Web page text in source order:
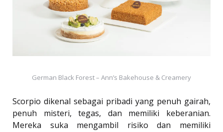
German Black Forest – Ann’s Bakehouse & Creamery
Scorpio dikenal sebagai pribadi yang penuh gairah,
penuh misteri, tegas, dan memiliki keberanian.
Mereka suka mengambil risiko dan memiliki